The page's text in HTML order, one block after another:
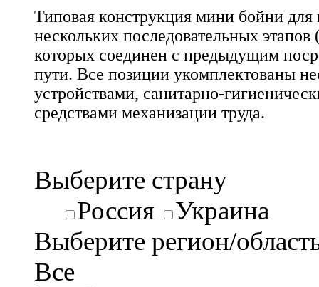
Типовая конструкция мини бойни для
нескольких последовательных
которых соединен с предыдущим
пути. Все позиции укомплектованы
устройствами, санитарно-
средствами механизации труда.
Выберите страну
Россия
Украина
Выберите регион/
Все